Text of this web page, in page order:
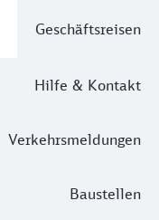
Geschäftsreisen
Hilfe & Kontakt
Verkehrsmeldungen
Baustellen